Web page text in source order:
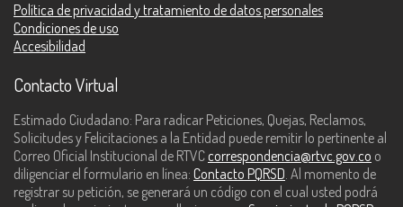
Política de privacidad y tratamiento de datos personales
Condiciones de uso
Accesibilidad
Contacto Virtual
Estimado Ciudadano: Para radicar Peticiones, Quejas, Reclamos,
Solicitudes y Felicitaciones a la Entidad puede remitir lo pertinente al
Correo Oficial Institucional de RTVC correspondencia@rtvc.gov.co o
diligenciar el formulario en línea: Contacto PQRSD. Al momento de
registrar su petición, se generará un código con el cual usted podrá